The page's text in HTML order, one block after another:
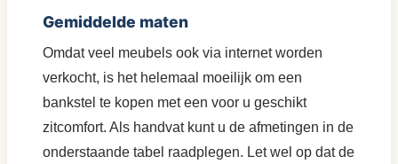
Gemiddelde maten
Omdat veel meubels ook via internet worden
verkocht, is het helemaal moeilijk om een
bankstel te kopen met een voor u geschikt
zitcomfort. Als handvat kunt u de afmetingen in de
onderstaande tabel raadplegen. Let wel op dat de